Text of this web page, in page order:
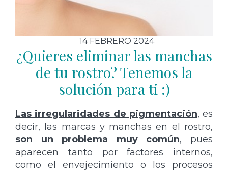
14 FEBRERO 2024
¿Quieres eliminar las manchas
de tu rostro? Tenemos la
solución para ti :)
Las irregularidades de pigmentación, es
decir, las marcas y manchas en el rostro,
son un problema muy común, pues
aparecen tanto por factores internos,
como el envejecimiento o los procesos